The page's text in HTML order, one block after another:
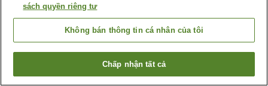
Tìm phòng trống
sách quyền riêng tư
Không bán thông tin cá nhân của tôi
Chấp nhận tất cả